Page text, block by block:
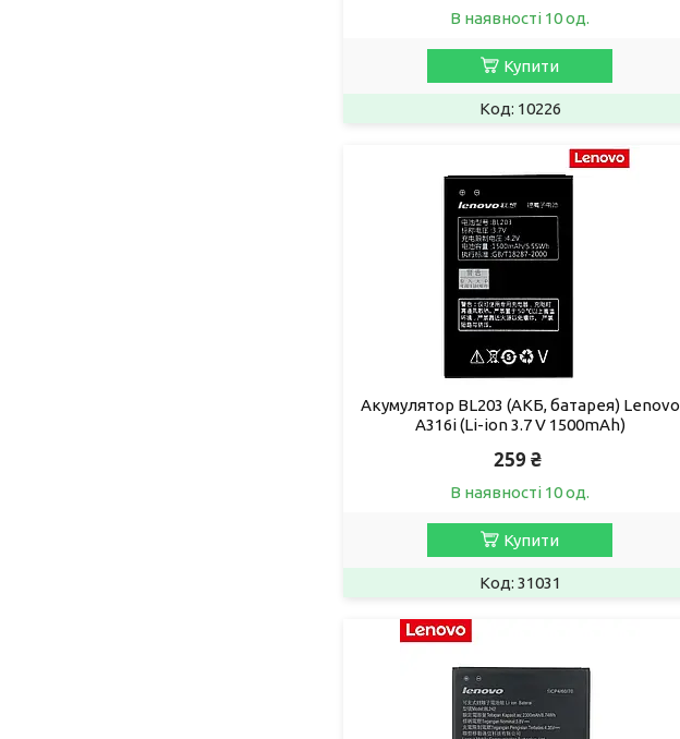
В наявності 10 од.
Купити
10226
Акумулятор BL203 (АКБ, батарея) Lenovo
A316i (Li-ion 3.7 V 1500mAh)
259 ₴
В наявності 10 од.
Купити
31031